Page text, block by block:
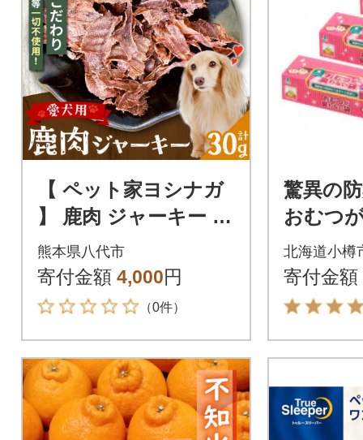
【 ペット家ヨシナガ
】 鹿肉 ジャーキー 30
g ジビエ 鹿 100%_06
7-4129-B
熊本県八代市
寄付金額 4,000円
（0件）
驚異の
おむつ
ベビー
枚入り
北海道小樽
寄付金額